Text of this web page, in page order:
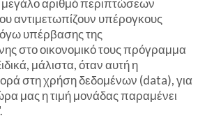
μεγάλο αριθμό περιπτώσεων
αντιμετωπίζουν υπέρογκους
υπέρβασης της
στο οικονομικό τους πρόγραμμα
μάλιστα, όταν αυτή η
στη χρήση δεδομένων (data), για
μας η τιμή μονάδας παραμένει